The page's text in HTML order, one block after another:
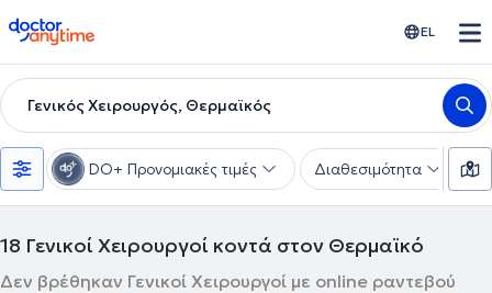
doctoranytime EL
Γενικός Χειρουργός, Θερμαϊκός
DO+ Προνομιακές τιμές Διαθεσιμότητα
18 Γενικοί Χειρουργοί κοντά στον Θερμαϊκό
Δεν βρέθηκαν Γενικοί Χειρουργοί με online ραντεβού